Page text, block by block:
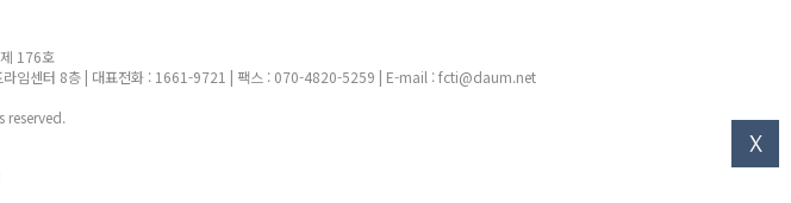
176호
라임센터 8층 | 대표전화 : 1661-9721 | 팩스 : 070-4820-5259 | E-mail : fcti@daum.net
reserved.